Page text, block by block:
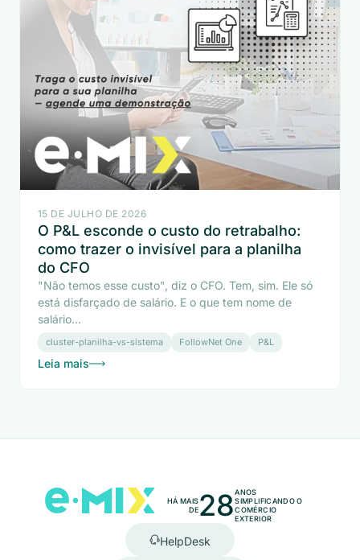
15 DE JULHO DE 2026
O P&L esconde o custo do retrabalho:
como trazer o invisível para a planilha
do CFO
"Não temos esse custo", diz o CFO. Tem, sim. Ele só
está disfarçado de salário. E o que tem nome de
salário...
cluster-planilha-vs-sistema FollowNet One P&L
Leia mais
HÁ MAIS
DE28ANOS
SIMPLIFICANDO O
COMÉRCIO
EXTERIOR
HelpDesk